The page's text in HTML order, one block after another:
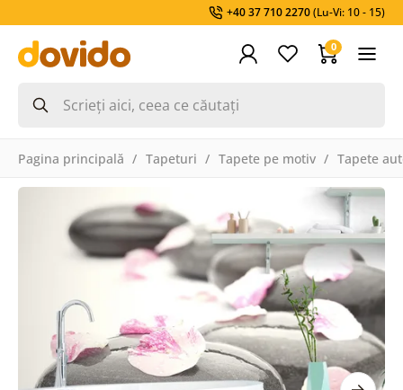
+40 37 710 2270(Lu-Vi: 10 - 15)
0
Pagina principală Tapeturi Tapete pe motiv Tapete